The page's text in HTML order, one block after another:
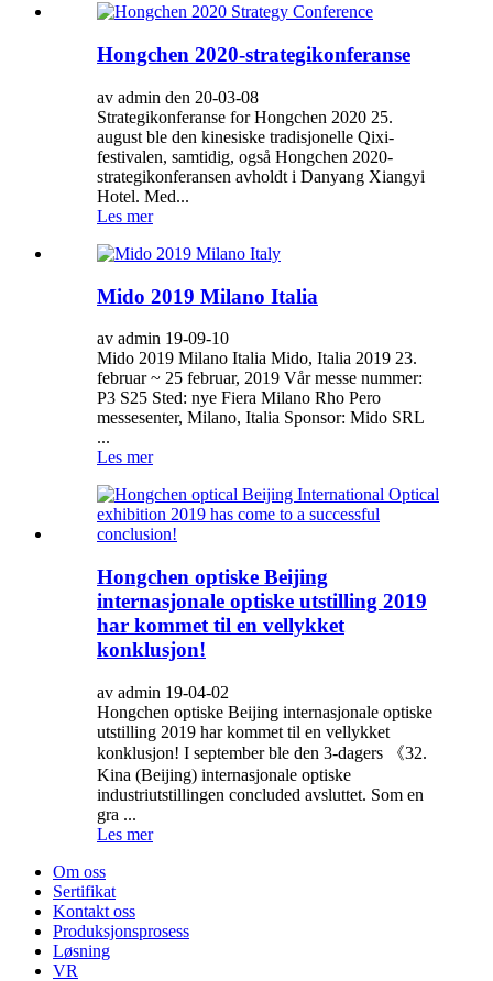
Hongchen 2020-strategikonferanse
av admin den 20-03-08
Strategikonferanse for Hongchen 2020 25.
august ble den kinesiske tradisjonelle Qixi-
festivalen, samtidig, også Hongchen 2020-
strategikonferansen avholdt i Danyang Xiangyi
Hotel. Med...
Les mer
Mido 2019 Milano Italia
av admin 19-09-10
Mido 2019 Milano Italia Mido, Italia 2019 23.
februar ~ 25 februar, 2019 Vår messe nummer:
P3 S25 Sted: nye Fiera Milano Rho Pero
messesenter, Milano, Italia Sponsor: Mido SRL
...
Les mer
Hongchen optiske Beijing
internasjonale optiske utstilling 2019
har kommet til en vellykket
konklusjon!
av admin 19-04-02
Hongchen optiske Beijing internasjonale optiske
utstilling 2019 har kommet til en vellykket
konklusjon! I september ble den 3-dagers 《32.
Kina (Beijing) internasjonale optiske
industriutstillingen concluded avsluttet. Som en
gra ...
Les mer
Om oss
Sertifikat
Kontakt oss
Produksjonsprosess
Løsning
VR